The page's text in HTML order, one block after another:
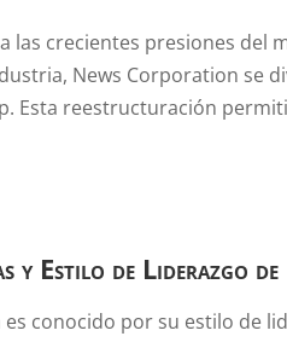
las crecientes presiones del
News Corporation se
Esta reestructuración
y Estilo de Liderazgo de
conocido por su estilo de